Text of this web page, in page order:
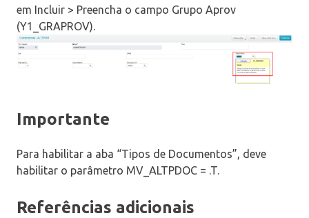
em Incluir > Preencha o campo Grupo Aprov
(Y1_GRAPROV).
Importante
Para habilitar a aba “Tipos de Documentos”, deve
habilitar o parâmetro MV_ALTPDOC = .T.
Referências adicionais